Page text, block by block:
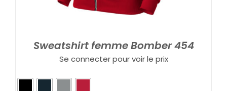
Sweatshirt femme Bomber 454
Se connecter pour voir le prix